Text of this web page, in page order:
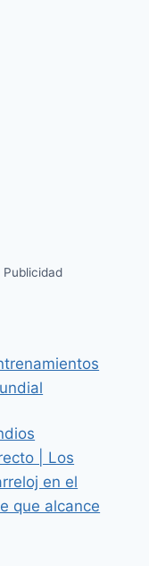
Publicidad
| Los
en el
que alcance